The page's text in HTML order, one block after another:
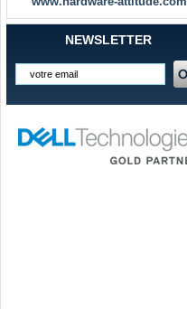
NEWSLETTER